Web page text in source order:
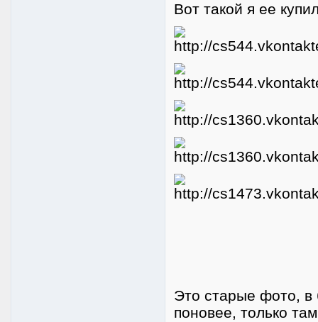
Вот такой я ее
Это старые фото,
поновее, только